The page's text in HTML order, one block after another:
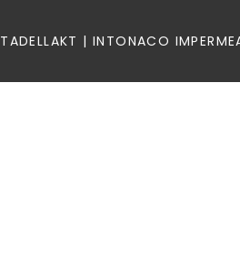
TADELLAKT | INTONACO